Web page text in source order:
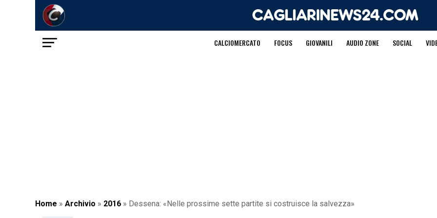
CALCIOMERCATO FOCUS GIOVANILI AUDIO ZONE SOCIAL
Home » Archivio » 2016 » Dessena: «Nelle prossime sette partite si costruisce la salvezza»